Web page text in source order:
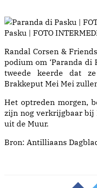
Pasku | FOTO
Randal Corsen &
podium om ‘Paranda di
tweede keerde dat
Brakkeput Mei Mei
Het optreden morgen,
zijn nog verkrijgbaar bij
uit de Muur.
Bron: Antilliaans